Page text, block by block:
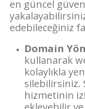
en güncel
edebileceğiniz
Domain
kullanarak
kolaylıkla
silebilirsiniz.
hizmetinin